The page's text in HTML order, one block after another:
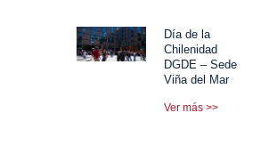
Día de la
Chilenidad
DGDE – Sede
Viña del Mar
Ver más >>